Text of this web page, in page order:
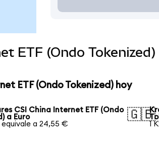
ETF (Ondo
ETF (Ondo Tokenized) hoy
CSI China Internet ETF (Ondo
a Euro
equivale a 24,55 €
🇬🇧
1